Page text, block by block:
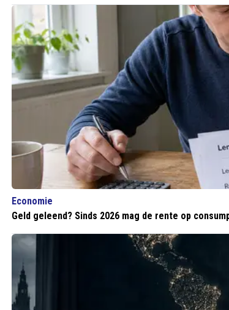
Economie
Geld geleend? Sinds 2026 mag de rente op